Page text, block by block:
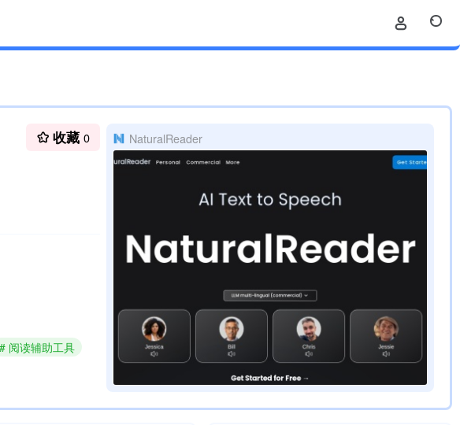
收藏 0
# 阅读辅助工具
NaturalReader